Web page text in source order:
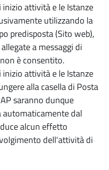
attività e le Istanze
utilizzando la
predisposta (Sito web),
a messaggi di
è consentito.
attività e le Istanze
alla casella di Posta
saranno dunque
dal
alcun effetto
dell'attività di